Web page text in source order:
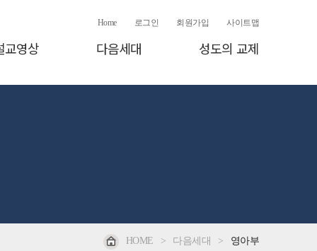
Home 로그인 회원가입 사이트맵
교영상 다음세대 성도의 교제
HOME > 다음세대 > 영아부